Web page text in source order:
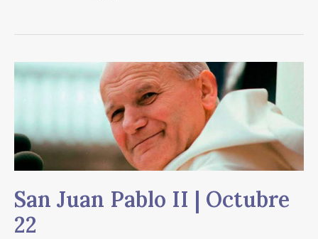
San Juan Pablo II | Octubre
22
San
Juan
II
|
Octubre
22